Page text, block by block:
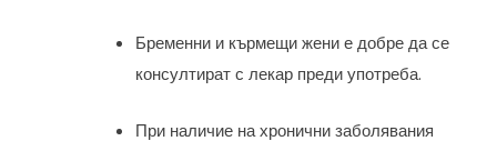
Бременни и кърмещи жени е добре да се
консултират с лекар преди употреба.
При наличие на хронични заболявания